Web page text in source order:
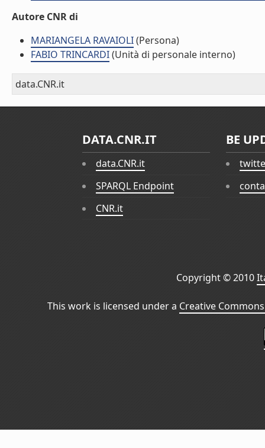
Autore CNR di
MARIANGELA RAVAIOLI(Persona)
FABIO TRINCARDI(Unità di personale interno)
data.CNR.it
DATA.CNR.IT
data.CNR.it
SPARQL Endpoint
CNR.it
BE
Copyright © 2010
This work is licensed under a Creative